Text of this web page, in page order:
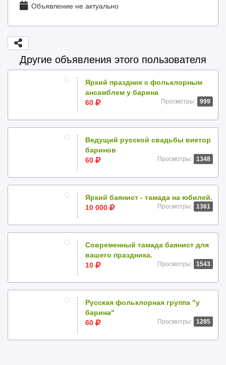
Объявление не актуально
Другие объявления этого пользователя
Яркий праздник с фольклорным
ансамблем у барина
60
Просмотры: 999
Ведущий русской свадьбы виктор
баринов
60
Просмотры: 1348
Яркий баянист - тамада на юбилей.
10 000
Просмотры: 1361
Современный тамада баянист для
вашего праздника.
10
Просмотры: 1543
Русская фольклорная группа "у
барина"
60
Просмотры: 1285